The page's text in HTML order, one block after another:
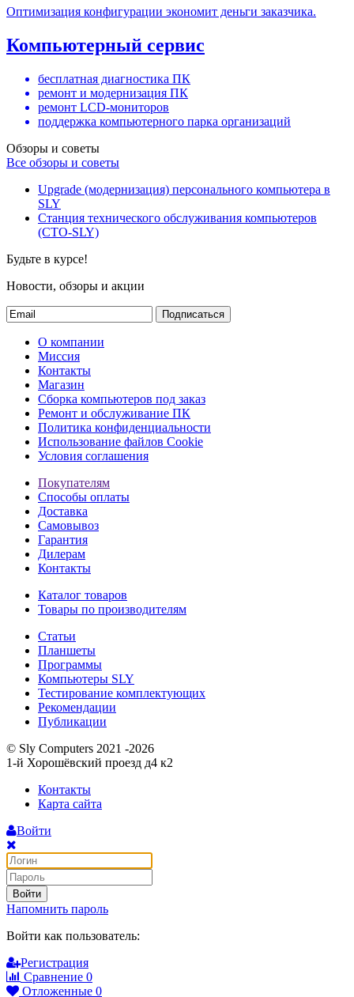
Оптимизация конфигурации экономит деньги заказчика.
Компьютерный сервис
бесплатная диагностика ПК
ремонт и модернизация ПК
ремонт LCD-мониторов
поддержка компьютерного парка организаций
Обзоры и советы
Все обзоры и советы
Upgrade (модернизация) персонального компьютера в
SLY
Станция технического обслуживания компьютеров
(СТО-SLY)
Будьте в курсе!
Новости, обзоры и акции
Подписаться
О компании
Миссия
Контакты
Магазин
Сборка компьютеров под заказ
Ремонт и обслуживание ПК
Политика конфиденциальности
Использование файлов Cookie
Условия соглашения
Покупателям
Способы оплаты
Доставка
Самовывоз
Гарантия
Дилерам
Контакты
Каталог товаров
Товары по производителям
Статьи
Планшеты
Программы
Компьютеры SLY
Тестирование комплектующих
Рекомендации
Публикации
© Sly Computers 2021 -2026
1-й Хорошёвский проезд д4 к2
Контакты
Карта сайта
Войти
Войти
Напомнить пароль
Войти как пользователь:
Регистрация
Сравнение 0
Отложенные 0